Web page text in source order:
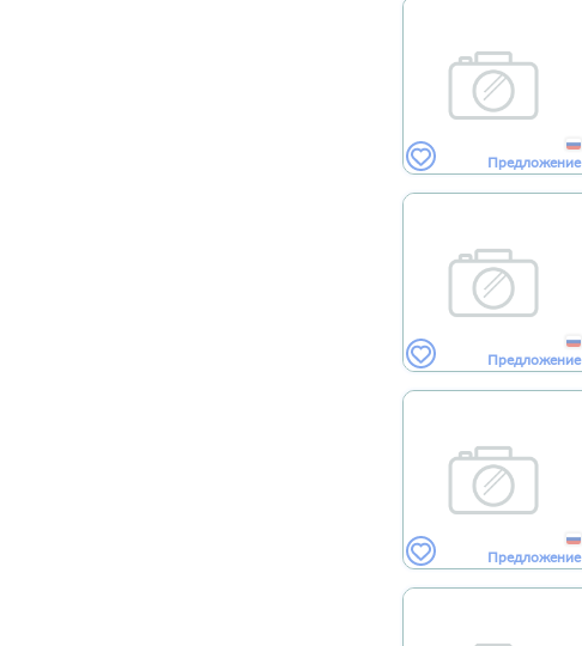
Предложение
Предложение
Предложение